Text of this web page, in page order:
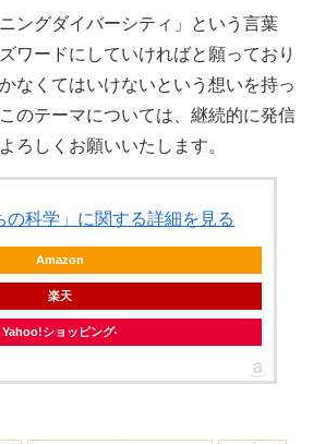
ングダイバーシティ」という言葉
ワードにしていければと願っており
なくてはいけないという想いを持っ
のテーマについては、継続的に発信
ろしくお願いいたします。
の科学」に関する詳細を見る
Amazon
楽天
Yahoo!ショッピング